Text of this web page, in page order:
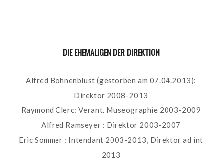
DIE EHEMALIGEN DER DIREKTION
Alfred Bohnenblust (gestorben am 07.04.2013):
Direktor 2008-2013
Raymond Clerc: Verant. Museographie 2003-2009
Alfred Ramseyer : Direktor 2003-2007
Eric Sommer : Intendant 2003-2013, Direktor ad int
2013